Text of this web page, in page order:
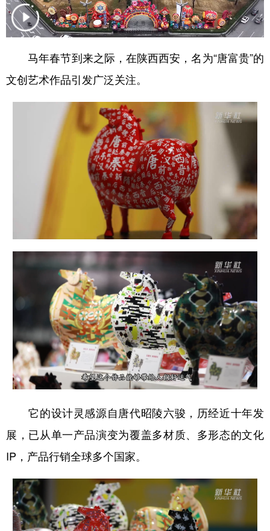
新疆 内蒙古 黑龙江
马年春节到来之际，在陕西西安，名为“唐富贵”的
文创艺术作品引发广泛关注。
它的设计灵感源自唐代昭陵六骏，历经近十年发
展，已从单一产品演变为覆盖多材质、多形态的文化
IP，产品行销全球多个国家。